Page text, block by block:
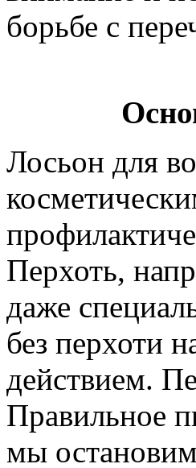
борьбе с
Лосьон для
Перхоть,
даже
без перхоти
действием.
Правильное
мы